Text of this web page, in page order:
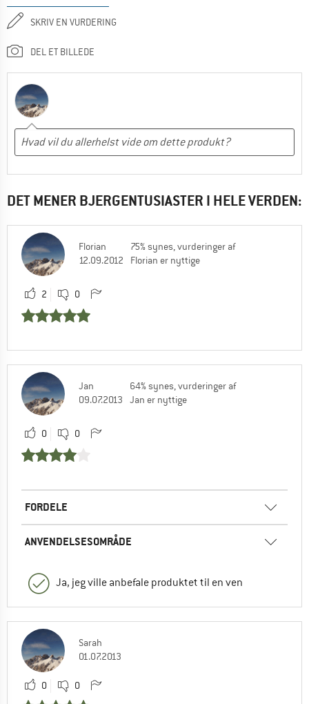
SKRIV EN VURDERING
DEL ET BILLEDE
DET MENER BJERGENTUSIASTER I HELE VERDEN:
Florian
12.09.2012
75% synes, vurderinger af
Florian er nyttige
2 0
Jan
09.07.2013
64% synes, vurderinger af
Jan er nyttige
0 0
FORDELE
ANVENDELSESOMRÅDE
Ja, jeg ville anbefale produktet til en ven
Sarah
01.07.2013
0 0